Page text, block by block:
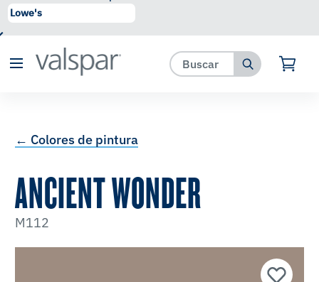
se ha agregado a favoritos.
← Colores de pintura
ANCIENT WONDER
M112